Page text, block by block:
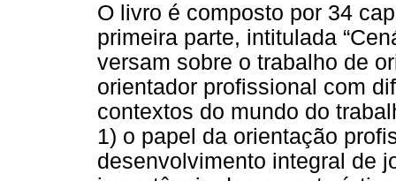
O livro é composto por 34
primeira parte, intitulada
versam sobre o trabalho de
orientador profissional com
contextos do mundo do
1) o papel da orientação
desenvolvimento integral de